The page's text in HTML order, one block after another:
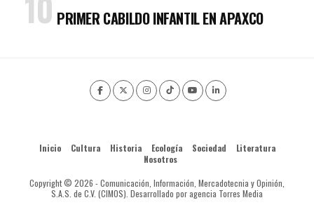
PRIMER CABILDO INFANTIL EN APAXCO
Inicio Cultura Historia Ecología Sociedad
Literatura
Nosotros
Copyright © 2026 - Comunicación, Información, Mercadotecnia y Opinión,
S.A.S. de C.V. (CIMOS). Desarrollado por agencia Torres Media